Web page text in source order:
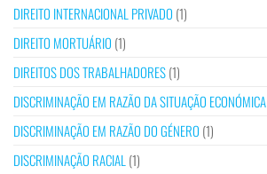
DIREITO INTERNACIONAL PRIVADO (1)
DIREITO MORTUÁRIO (1)
DIREITOS DOS TRABALHADORES(1)
DISCRIMINAÇÃO EM RAZÃO DA SITUAÇÃO ECONÓMICA
DISCRIMINAÇÃO EM RAZÃO DO GÉNERO (1)
DISCRIMINAÇÃO RACIAL (1)